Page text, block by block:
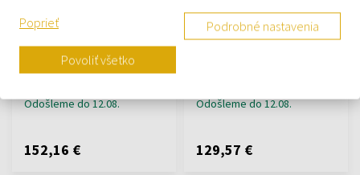
Picto 34079-1014 White
34mm 5ATM
Hodinky - Unisex
Odošleme do 12.08.
152,16 €
Picto 43323-8021C Arctic
Odošleme do 12.08.
129,57 €
Poprieť Podrobné nastavenia
Povoliť všetko